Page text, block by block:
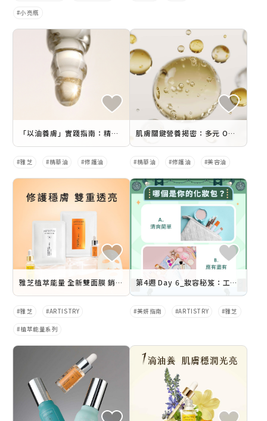
小亮瓶
「以油養膚」實踐指南：精華油選用全攻略，養出穩潤光亮肌！
雅芝 精華油 修護油
肌膚關鍵營養揭密：多元 Omega 保養如何提升皮膚修護力
精華油 修護油 美容油
雅芝植萃能量 全新雙面膜 銷售懶人包
雅芝 ARTISTRY
植萃能量系列
第4週 Day 6_妝容秘笈：工具與底妝的神奇技巧
美妍指南 ARTISTRY 雅芝